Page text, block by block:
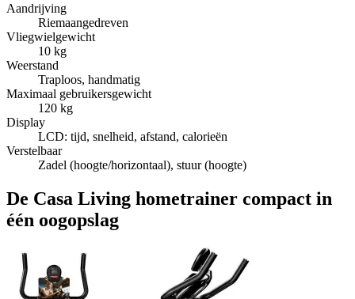
Aandrijving
Riemaangedreven
Vliegwielgewicht
10 kg
Weerstand
Traploos, handmatig
Maximaal gebruikersgewicht
120 kg
Display
LCD: tijd, snelheid, afstand, calorieën
Verstelbaar
Zadel (hoogte/horizontaal), stuur (hoogte)
De Casa Living hometrainer compact in
één oogopslag